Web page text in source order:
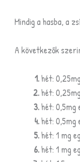
Mindig a hasba, a
A következők
hét:
hét:
hét: 0,5mg
hét: 0,5mg
hét: 1 mg
hét: 1 mg